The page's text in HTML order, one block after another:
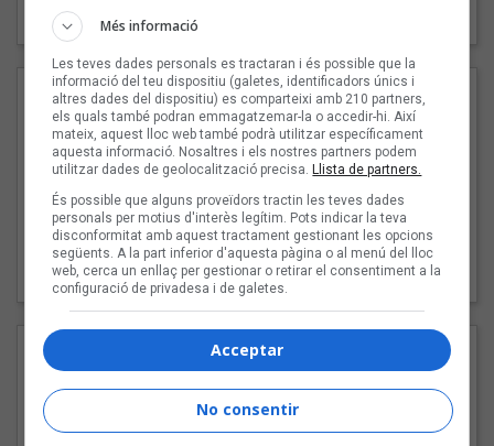
"Les cabres"
94 Rules amb Compte
Més informació
Les teves dades personals es tractaran i és possible que la
informació del teu dispositiu (galetes, identificadors únics i
altres dades del dispositiu) es comparteixi amb 210 partners,
els quals també podran emmagatzemar-la o accedir-hi. Així
mateix, aquest lloc web també podrà utilitzar específicament
aquesta informació. Nosaltres i els nostres partners podem
utilitzar dades de geolocalització precisa.Llista de partners.
És possible que alguns proveïdors tractin les teves dades
personals per motius d'interès legítim. Pots indicar la teva
disconformitat amb aquest tractament gestionant les opcions
següents. A la part inferior d'aquesta pàgina o al menú del lloc
web, cerca un enllaç per gestionar o retirar el consentiment a la
configuració de privadesa i de galetes.
Acceptar
No consentir